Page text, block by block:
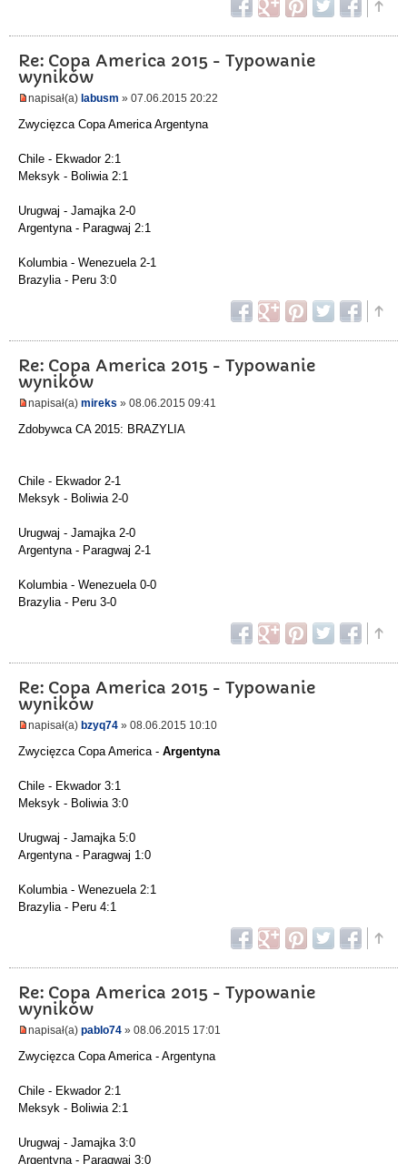
Re: Copa America 2015 - Typowanie
wyników
napisał(a) labusm » 07.06.2015 20:22
Zwycięzca Copa America Argentyna
Chile - Ekwador 2:1
Meksyk - Boliwia 2:1
Urugwaj - Jamajka 2-0
Argentyna - Paragwaj 2:1
Kolumbia - Wenezuela 2-1
Brazylia - Peru 3:0
Re: Copa America 2015 - Typowanie
wyników
napisał(a) mireks » 08.06.2015 09:41
Zdobywca CA 2015: BRAZYLIA
Chile - Ekwador 2-1
Meksyk - Boliwia 2-0
Urugwaj - Jamajka 2-0
Argentyna - Paragwaj 2-1
Kolumbia - Wenezuela 0-0
Brazylia - Peru 3-0
Re: Copa America 2015 - Typowanie
wyników
napisał(a) bzyq74 » 08.06.2015 10:10
Zwycięzca Copa America - Argentyna
Chile - Ekwador 3:1
Meksyk - Boliwia 3:0
Urugwaj - Jamajka 5:0
Argentyna - Paragwaj 1:0
Kolumbia - Wenezuela 2:1
Brazylia - Peru 4:1
Re: Copa America 2015 - Typowanie
wyników
napisał(a) pablo74 » 08.06.2015 17:01
Zwycięzca Copa America - Argentyna
Chile - Ekwador 2:1
Meksyk - Boliwia 2:1
Urugwaj - Jamajka 3:0
Argentyna - Paragwaj 3:0